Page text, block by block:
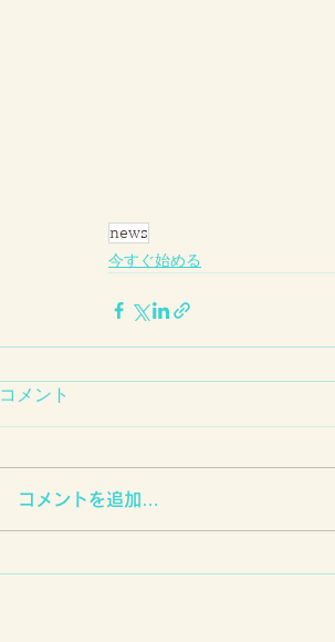
news
今すぐ始める
コメント
コメントを追加…